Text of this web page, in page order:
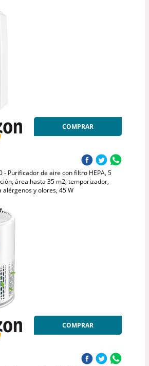
COMPRAR
- Purificador de aire con filtro HEPA, 5
área hasta 35 m2, temporizador,
alérgenos y olores, 45 W
COMPRAR